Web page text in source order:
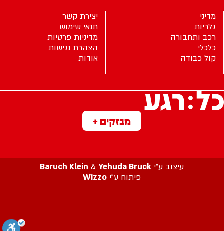
מבזקים +
מדיני
גלריות
רכב ותחבורה
כלכלי
קול כבודה
יצירת קשר
תנאי שימוש
מדיניות פרטיות
הצהרת נגישות
אודות
עיצוב ע”י Baruch Klein & Yehuda Bruck
פיתוח ע”י Wizzo